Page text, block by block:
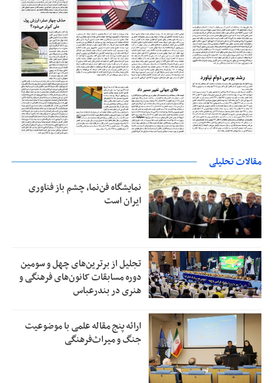
مقالات تحلیلی
نمایشگاه فن‌نما، چشم باز فناوری
ایران است
تجلیل از بر‌ترین‌های چهل و سومین
دوره مسابقات کانون‌های فرهنگی و
هنری در بندرعباس
ارائه پنج مقاله علمی با موضوعیت
جنگ و میراث‌فرهنگی